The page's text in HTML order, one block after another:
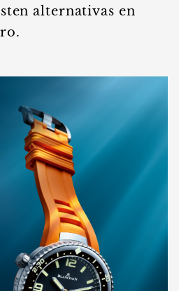
alternativas en